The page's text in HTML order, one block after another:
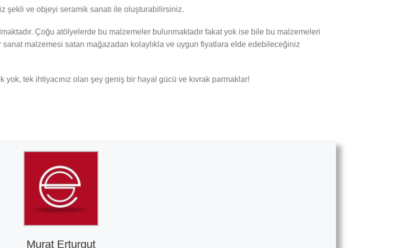
şekli ve objeyi seramik sanatı ile oluşturabilirsiniz.
Çoğu atölyelerde bu malzemeler bulunmaktadır fakat yok ise bile bu malzemeleri
malzemesi satan mağazadan kolaylıkla ve uygun fiyatlara elde edebileceğiniz
tek ihtiyacınız olan şey geniş bir hayal gücü ve kıvrak parmaklar!
Murat Erturgut